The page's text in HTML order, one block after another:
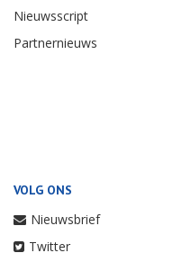
Nieuwsscript
Partnernieuws
VOLG ONS
Nieuwsbrief
Twitter